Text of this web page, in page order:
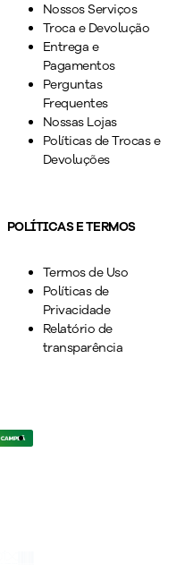
Nossos Serviços
Troca e Devolução
Entrega e
Pagamentos
Perguntas
Frequentes
Nossas Lojas
Políticas de Trocas e
Devoluções
POLÍTICAS E TERMOS
Termos de Uso
Políticas de
Privacidade
Relatório de
transparência